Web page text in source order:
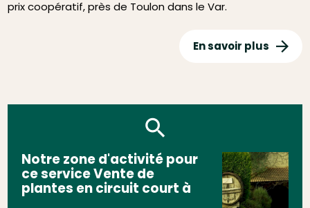
prix coopératif, près de Toulon dans le Var.
En savoir plus
Notre zone d'activité pour
ce service Vente de
plantes en circuit court à